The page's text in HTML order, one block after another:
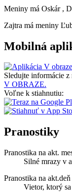
Meniny má Oskár ,
Zajtra má meniny
Mobilná
Sledujte informácie z
V OBRAZE.
Voľne k stiahnutiu:
Pranostiky
Pranostika na akt.
Silné mrazy v
Pranostika na akt.deň
Vietor, ktorý